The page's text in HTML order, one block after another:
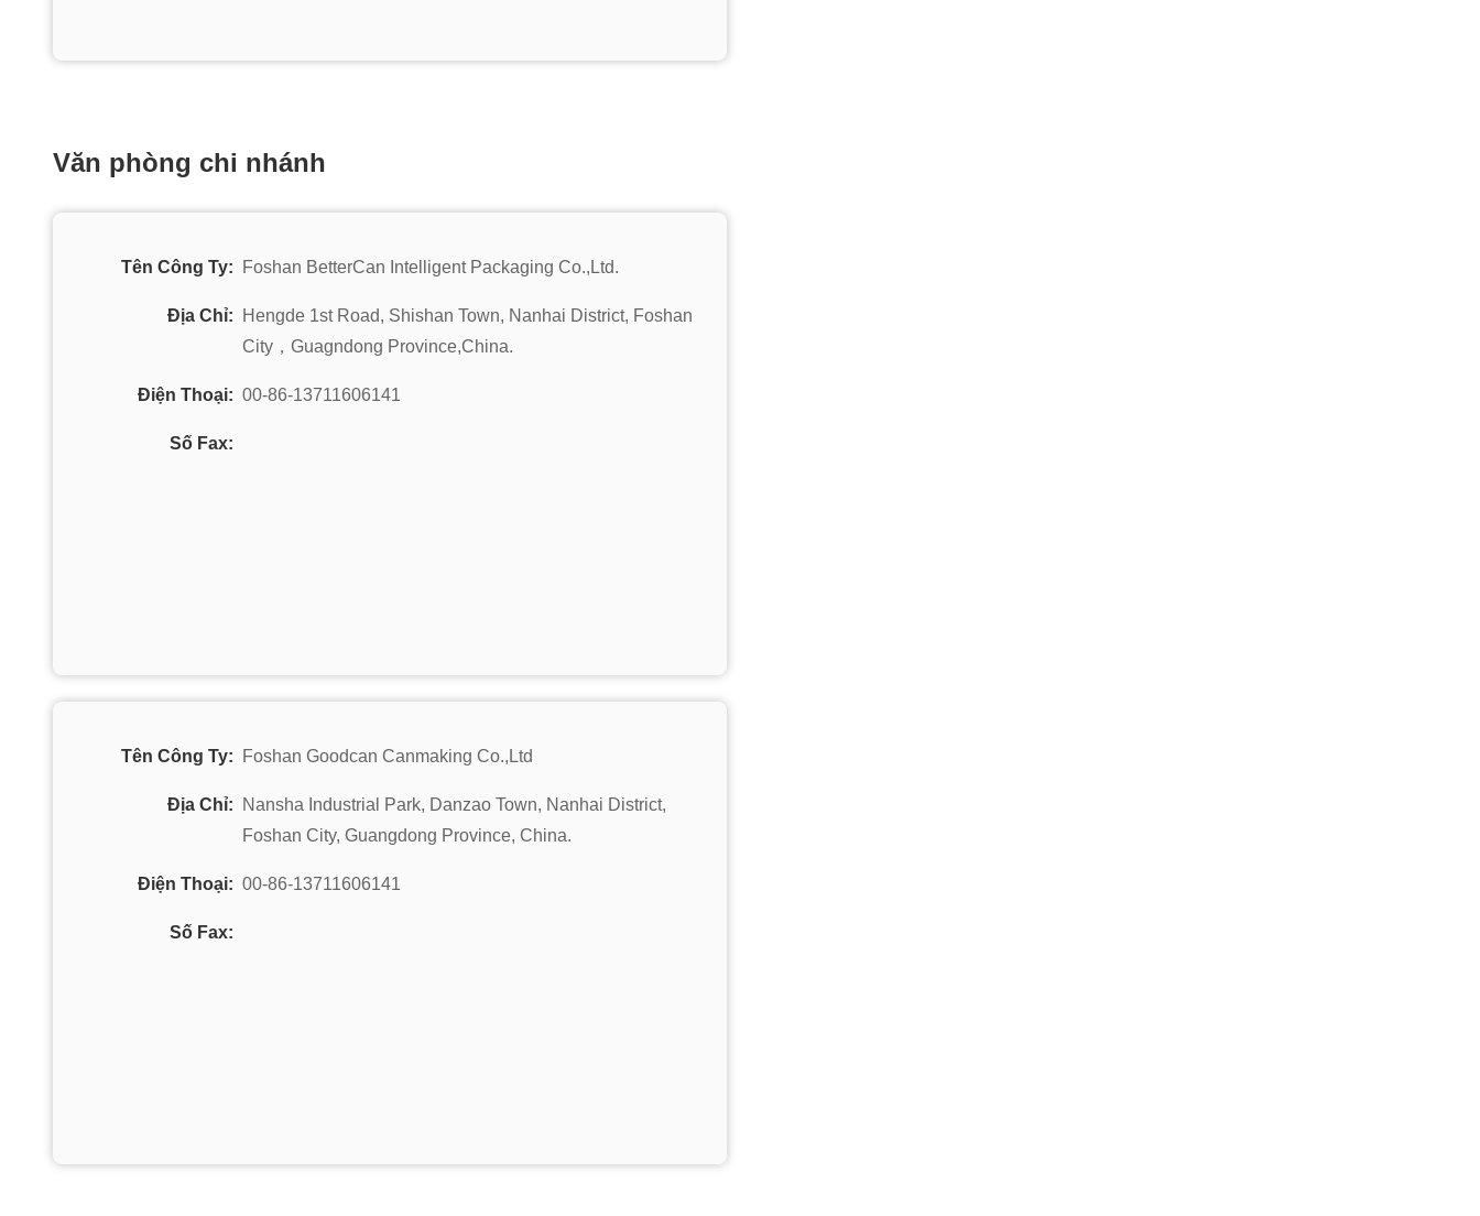
Văn phòng chi nhánh
Tên Công Ty: Foshan BetterCan Intelligent Packaging Co.,Ltd.
Địa Chỉ:
Hengde 1st Road, Shishan Town, Nanhai District, Foshan
City，Guagndong Province,China.
Điện Thoại: 00-86-13711606141
Số Fax:
Tên Công Ty: Foshan Goodcan Canmaking Co.,Ltd
Địa Chỉ:
Nansha Industrial Park, Danzao Town, Nanhai District,
Foshan City, Guangdong Province, China.
Điện Thoại: 00-86-13711606141
Số Fax: